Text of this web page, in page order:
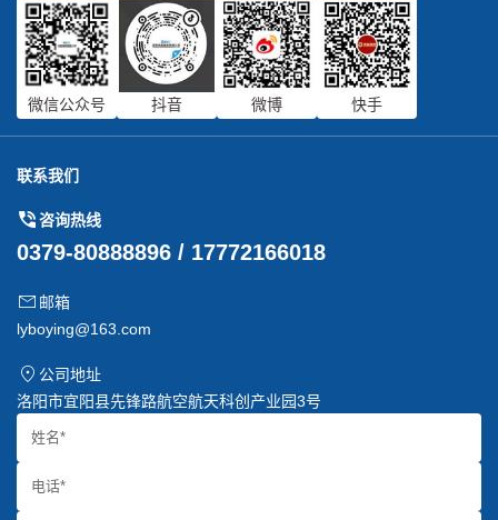
微信公众号 抖音 微博 快手
联系我们
咨询热线
0379-80888896 / 17772166018
邮箱
lyboying@163.com
公司地址
洛阳市宜阳县先锋路航空航天科创产业园3号